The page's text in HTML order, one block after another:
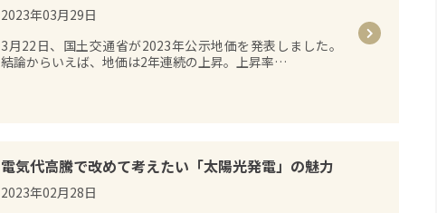
2023年03月29日
3月22日、国土交通省が2023年公示地価を発表しました。
結論からいえば、地価は2年連続の上昇。上昇率…
電気代高騰で改めて考えたい「太陽光発電」の魅力
2023年02月28日